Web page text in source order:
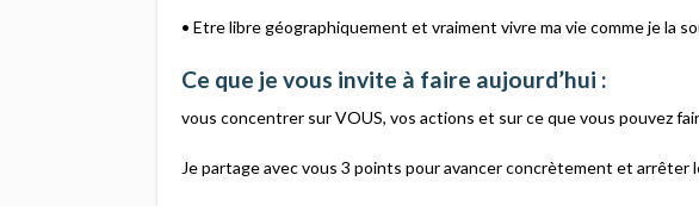
• Etre libre géographiquement et vraiment vivre ma vie comme je la
Ce que je vous invite à faire aujourd’hui :
vous concentrer sur VOUS, vos actions et sur ce que vous pouvez
Je partage avec vous 3 points pour avancer concrètement et arrêter